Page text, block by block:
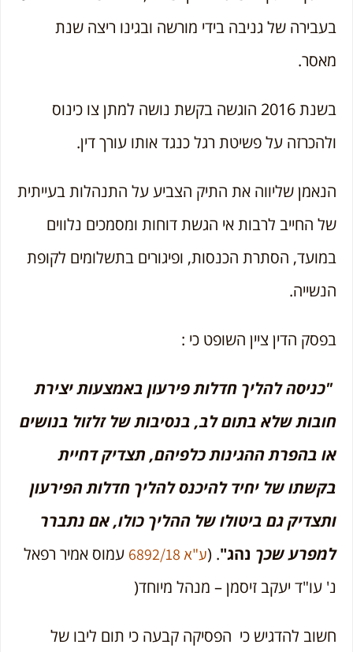
בעבירה של גניבה בידי מורשה ובגינו ריצה שנת
מאסר.
בשנת 2016 הוגשה בקשת נושה למתן צו כינוס
ולהכרזה על פשיטת רגל כנגד אותו עורך דין.
הנאמן שליווה את התיק הצביע על התנהלות בעייתית
של החייב לרבות אי הגשת דוחות ומסמכים נלווים
במועד, הסתרת הכנסות, ופיגורים בתשלומים לקופת
הנשייה.
בפסק הדין ציין השופט כי :
"כניסה להליך חדלות פירעון באמצעות יצירת
חובות שלא בתום לב, בנסיבות של זלזול בנושים
או בהפרת ההגינות כלפיהם, תצדיק דחיית
בקשתו של יחיד להיכנס להליך חדלות הפירעון
ותצדיק גם ביטולו של ההליך כולו, אם נתברר
למפרע שכך נהג". (ע"א 6892/18
עמוס אמיר רפאל
נ' עו"ד יעקב זיסמן – מנהל מיוחד(
חשוב להדגיש כי הפסיקה קבעה כי תום ליבו של